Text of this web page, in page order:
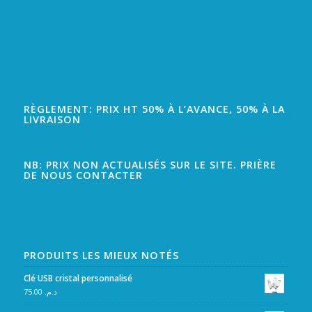
RÈGLEMENT: PRIX HT 50% À L’AVANCE, 50% À LA
LIVRAISON
NB: PRIX NON ACTUALISÉS SUR LE SITE. PRIÈRE
DE NOUS CONTACTER
PRODUITS LES MIEUX NOTÉS
Clé USB cristal personnalisé
د.م.